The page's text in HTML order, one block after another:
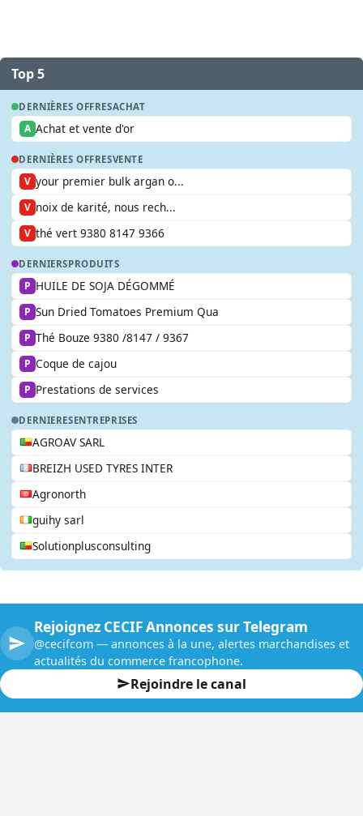
Top 5
DERNIÈRES OFFRESACHAT
A Achat et vente d'or
DERNIÈRES OFFRESVENTE
V your premier bulk argan o...
V noix de karité, nous rech...
V thé vert 9380 8147 9366
DERNIERSPRODUITS
P HUILE DE SOJA DÉGOMMÉ
P Sun Dried Tomatoes Premium Qua
P Thé Bouze 9380 /8147 / 9367
P Coque de cajou
P Prestations de services
DERNIERESENTREPRISES
AGROAV SARL
BREIZH USED TYRES INTER
Agronorth
guihy sarl
Solutionplusconsulting
Rejoignez CECIF Annonces sur Telegram
@cecifcom — annonces à la une, alertes marchandises et
actualités du commerce francophone.
Rejoindre le canal